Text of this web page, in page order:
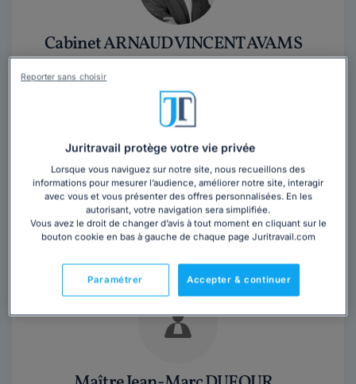
Cabinet ARNAUD VINCENT AVAMS
Avocat au barreau de Marseille
Bouches-du-Rhône,Marseille 8ème, 13008
10 années d'expérience
Contacter ce cabinet
Cabinet d'avocats spécialisé en droit des affaires,
entreprises en difficultés et fiscalité Barreau de
Marseille
Juritravail protège votre vie privée
Lorsque vous naviguez sur notre site, nous recueillons des
informations pour mesurer l’audience, améliorer notre site, interagir
avec vous et vous présenter des offres personnalisées. En les
autorisant, votre navigation sera simplifiée.
Vous avez le droit de changer d’avis à tout moment en cliquant sur le
bouton cookie en bas à gauche de chaque page Juritravail.com
Accepter & continuer
Paramétrer
Reporter sans choisir